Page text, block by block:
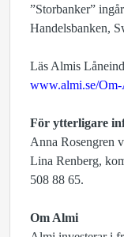
”Storbanker”
Handelsbanken,
Läs Almis
www.almi.se/
För ytterligare
Anna Rosengren
Lina Renberg,
508 88 65.
Om Almi